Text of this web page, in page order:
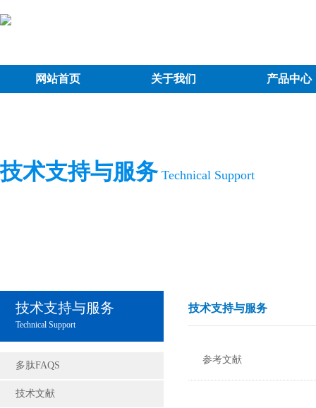
网站首页 关于我们 产品中心
技术支持与服务 Technical Support
技术支持与服务
Technical Support
多肽FAQS
技术文献
技术支持与服务
参考文献